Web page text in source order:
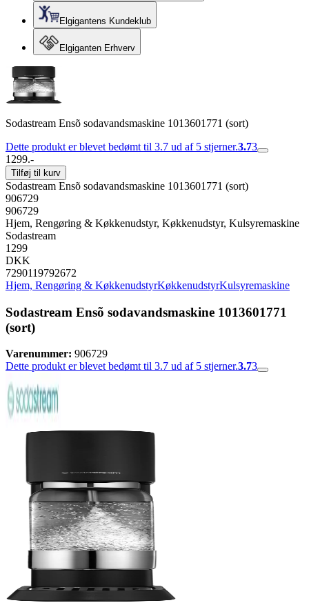
Elgigantens Kundeklub
Elgiganten Erhverv
Sodastream Ensõ sodavandsmaskine 1013601771 (sort)
Dette produkt er blevet bedømt til 3.7 ud af 5 stjerner.3.73
1299.-
Tilføj til kurv
Sodastream Ensõ sodavandsmaskine 1013601771 (sort)
906729
906729
Hjem, Rengøring & Køkkenudstyr, Køkkenudstyr, Kulsyremaskine
Sodastream
1299
DKK
7290119792672
Hjem, Rengøring & KøkkenudstyrKøkkenudstyrKulsyremaskine
Sodastream Ensõ sodavandsmaskine 1013601771
(sort)
Varenummer: 906729
Dette produkt er blevet bedømt til 3.7 ud af 5 stjerner.3.73